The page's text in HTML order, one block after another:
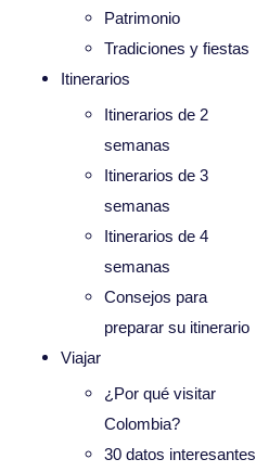
Patrimonio
Tradiciones y fiestas
Itinerarios
Itinerarios de 2
semanas
Itinerarios de 3
semanas
Itinerarios de 4
semanas
Consejos para
preparar su itinerario
Viajar
¿Por qué visitar
Colombia?
30 datos interesantes